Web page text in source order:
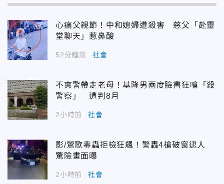
心痛父親節！中和媳婦遭殺害 慈父「赴靈
堂聊天」惹鼻酸
52分鐘前 社會
不爽警帶走老母！基隆男兩度臉書狂嗆「殺
警察」 遭判8月
2小時前 社會
影/鶯歌毒蟲拒檢狂飆！警轟4槍破窗逮人
驚險畫面曝
2小時前 社會